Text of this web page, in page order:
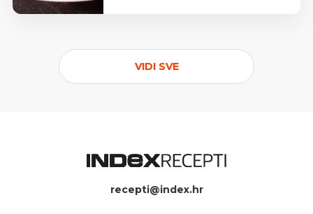
VIDI SVE
recepti@index.hr